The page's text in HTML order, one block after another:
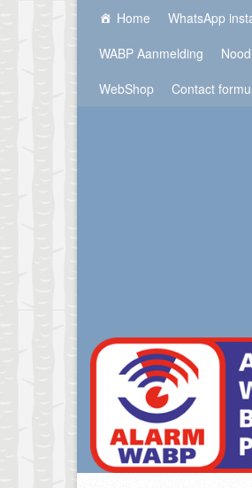
Home WhatsApp
WABP Aanmelding
WebShop
Contact